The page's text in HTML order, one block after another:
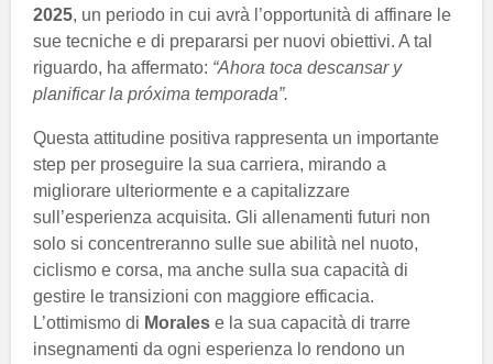
2025, un periodo in cui avrà l’opportunità di affinare le
sue tecniche e di prepararsi per nuovi obiettivi. A tal
riguardo, ha affermato: “Ahora toca descansar y
planificar la próxima temporada”.
Questa attitudine positiva rappresenta un importante
step per proseguire la sua carriera, mirando a
migliorare ulteriormente e a capitalizzare
sull’esperienza acquisita. Gli allenamenti futuri non
solo si concentreranno sulle sue abilità nel nuoto,
ciclismo e corsa, ma anche sulla sua capacità di
gestire le transizioni con maggiore efficacia.
L’ottimismo di Morales e la sua capacità di trarre
insegnamenti da ogni esperienza lo rendono un